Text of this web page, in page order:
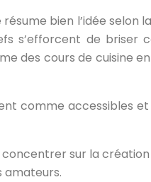
bien l’idée
s’efforcent de
des cours de cuisine
comme accessibles
sur la création
amateurs.